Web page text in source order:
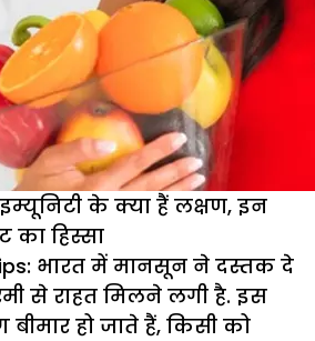
के क्या हैं लक्षण, इन
का हिस्सा
भारत में मानसून ने दस्तक दे
से राहत मिलने लगी है. इस
हो जाते हैं, किसी को